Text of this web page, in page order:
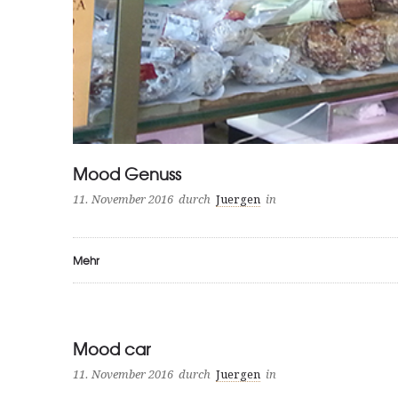
Mood Genuss
11. November 2016 durch Juergen in
Mehr
Mood car
11. November 2016 durch Juergen in